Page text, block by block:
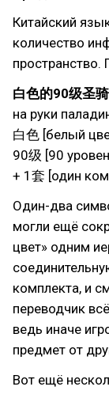
Китайский
количество
пространство.
白色的90级圣
на руки
白色 [белый
90级 [90
+ 1套 [один
Один-два
могли ещё
цвет» одним
комплекта, и
переводчик
ведь иначе
предмет от
Вот ещё